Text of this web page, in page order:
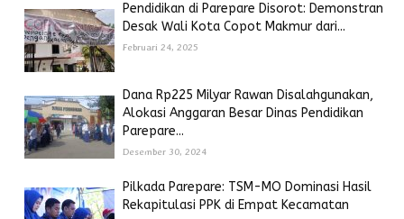
Pendidikan di Parepare Disorot: Demonstran
Desak Wali Kota Copot Makmur dari...
Februari 24, 2025
Dana Rp225 Milyar Rawan Disalahgunakan,
Alokasi Anggaran Besar Dinas Pendidikan
Parepare...
Desember 30, 2024
Pilkada Parepare: TSM-MO Dominasi Hasil
Rekapitulasi PPK di Empat Kecamatan